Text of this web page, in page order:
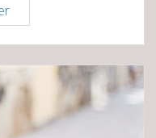
P+R
Haren
drie
weekenden
niet
bereikbaar